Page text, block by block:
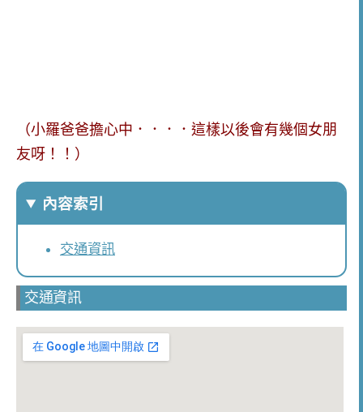
（小羅爸爸擔心中．．．．這樣以後會有幾個女朋
友呀！！）
內容索引
交通資訊
交通資訊